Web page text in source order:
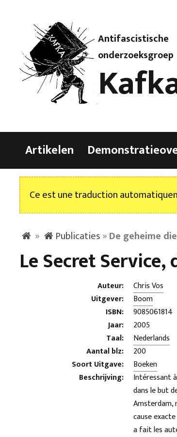
Antifascistische
onderzoeksgroep
Artikelen
Ce est une traduction
» Publicaties»De geheime
Le Secret
Auteur:
Chris Vos
Uitgever:
Boom
ISBN:
9085061814
Jaar:
2005
Taal:
Nederlands
Aantal blz:
200
Soort Uitgave:
Boeken
Beschrijving:
Intéressant
dans le but
Amsterdam,
cause
a fait les